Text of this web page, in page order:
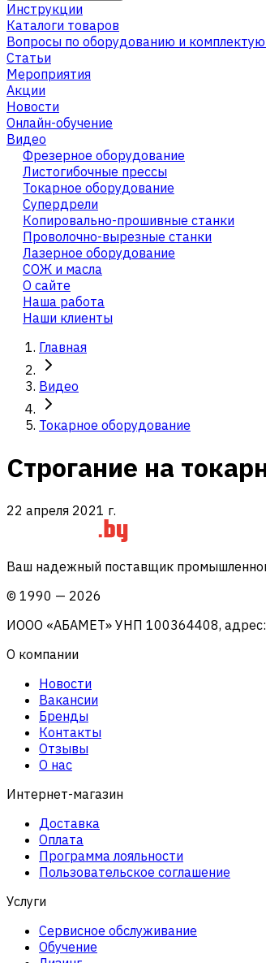
Инструкции
Каталоги товаров
Вопросы по оборудованию и
Статьи
Мероприятия
Акции
Новости
Онлайн-обучение
Видео
Фрезерное оборудование
Листогибочные прессы
Токарное оборудование
Cупердрели
Копировально-прошивные станки
Проволочно-вырезные станки
Лазерное оборудование
СОЖ и масла
О сайте
Наша работа
Наши клиенты
Главная
Видео
Токарное оборудование
Строгание на
22 апреля 2021 г.
Ваш надежный поставщик
© 1990 — 2026
ИООО «АБАМЕТ» УНП 100364408, адрес:
О компании
Новости
Вакансии
Бренды
Контакты
Отзывы
О нас
Интернет-магазин
Доставка
Оплата
Программа лояльности
Пользовательское соглашение
Услуги
Сервисное обслуживание
Обучение